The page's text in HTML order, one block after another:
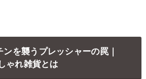
を襲うプレッシャーの罠｜
ゃれ雑貨とは